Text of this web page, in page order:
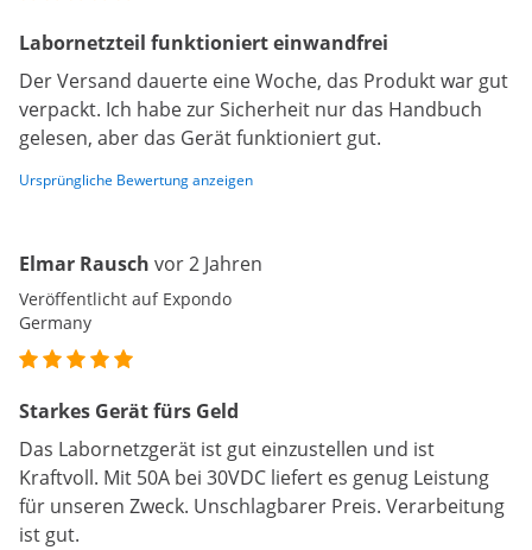
Labornetzteil funktioniert einwandfrei
Der Versand dauerte eine Woche, das Produkt war gut
verpackt. Ich habe zur Sicherheit nur das Handbuch
gelesen, aber das Gerät funktioniert gut.
Ursprüngliche Bewertung anzeigen
Elmar Rausch vor 2 Jahren
Veröffentlicht auf Expondo
Germany
Starkes Gerät fürs Geld
Das Labornetzgerät ist gut einzustellen und ist
Kraftvoll. Mit 50A bei 30VDC liefert es genug Leistung
für unseren Zweck. Unschlagbarer Preis. Verarbeitung
ist gut.